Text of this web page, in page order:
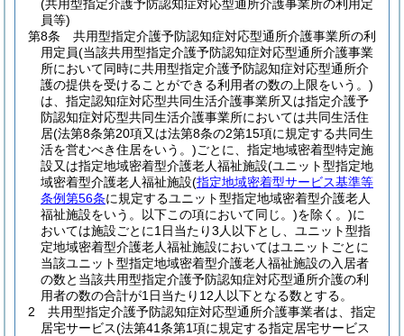
(共用型指定介護予防認知症対応型通所介護事業所の利用定
員等)
第8条
共用型指定介護予防認知症対応型通所介護事業所の利
用定員(当該共用型指定介護予防認知症対応型通所介護事業
所において同時に共用型指定介護予防認知症対応型通所介
護の提供を受けることができる利用者の数の上限をいう。)
は、指定認知症対応型共同生活介護事業所又は指定介護予
防認知症対応型共同生活介護事業所においては共同生活住
居(法第8条第20項又は法第8条の2第15項に規定する共同生
活を営むべき住居をいう。)ごとに、指定地域密着型特定施
設又は指定地域密着型介護老人福祉施設(ユニット型指定地
域密着型介護老人福祉施設(指定地域密着型サービス基準等
条例第56条に規定するユニット型指定地域密着型介護老人
福祉施設をいう。以下この項において同じ。)を除く。)に
おいては施設ごとに1日当たり3人以下とし、ユニット型指
定地域密着型介護老人福祉施設においてはユニットごとに
当該ユニット型指定地域密着型介護老人福祉施設の入居者
の数と当該共用型指定介護予防認知症対応型通所介護の利
用者の数の合計が1日当たり12人以下となる数とする。
2
共用型指定介護予防認知症対応型通所介護事業者は、指定
居宅サービス(法第41条第1項に規定する指定居宅サービス